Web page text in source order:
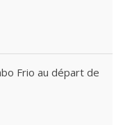
Frio au départ de